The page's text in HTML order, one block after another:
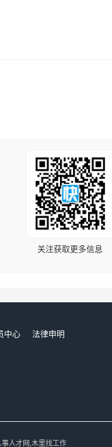
关注获取更多信息
中心
法律申明
人才网,木里找工作